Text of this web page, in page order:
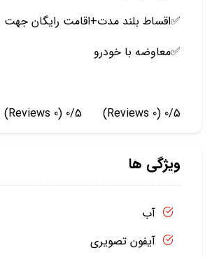
✅️اقساط بلند مدت+اقامت رایگان جهت
✅️معاوضه با خودرو
0/5
(0 Reviews)
0/5
(0 Reviews)
ویژگی ها
آب
آیفون تصویری